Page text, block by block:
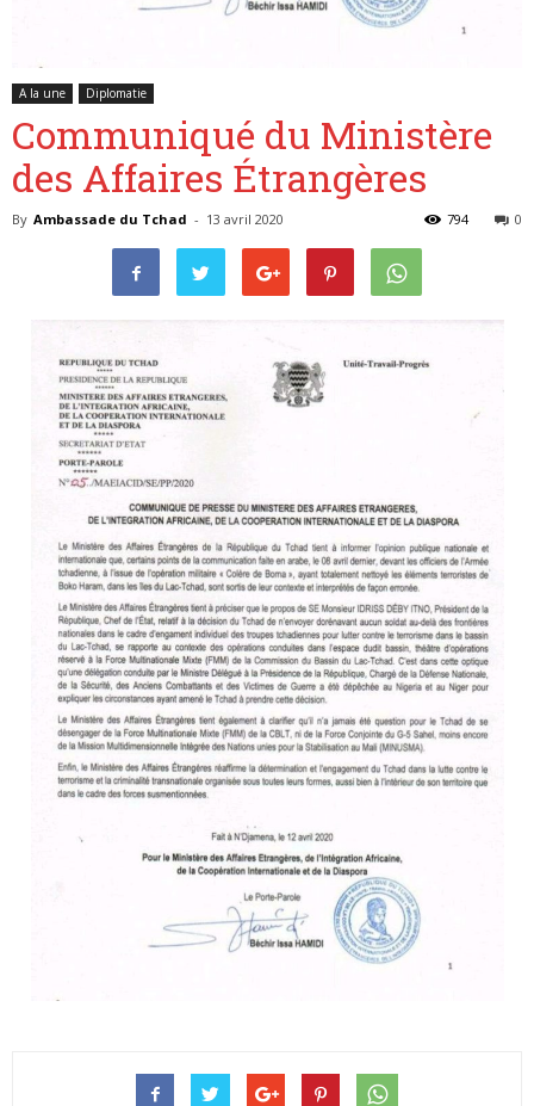
A la une Diplomatie
Communiqué du Ministère
des Affaires Étrangères
By Ambassade du Tchad - 13 avril 2020 0
794